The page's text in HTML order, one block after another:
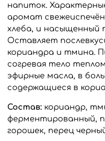
напиток.
аромат
хлеба, и
Оставляет
кориандра и тмина.
согревая тело
эфирные масла, в
содержащиеся в
Состав: кориандр,
ферментированный,
горошек, перец